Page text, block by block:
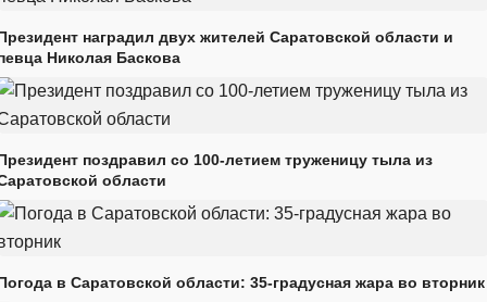
наградил двух жителей Саратовской области и
Николая Баскова
поздравил со 100-летием труженицу тыла из
области
в Саратовской области: 35-градусная жара во вторник